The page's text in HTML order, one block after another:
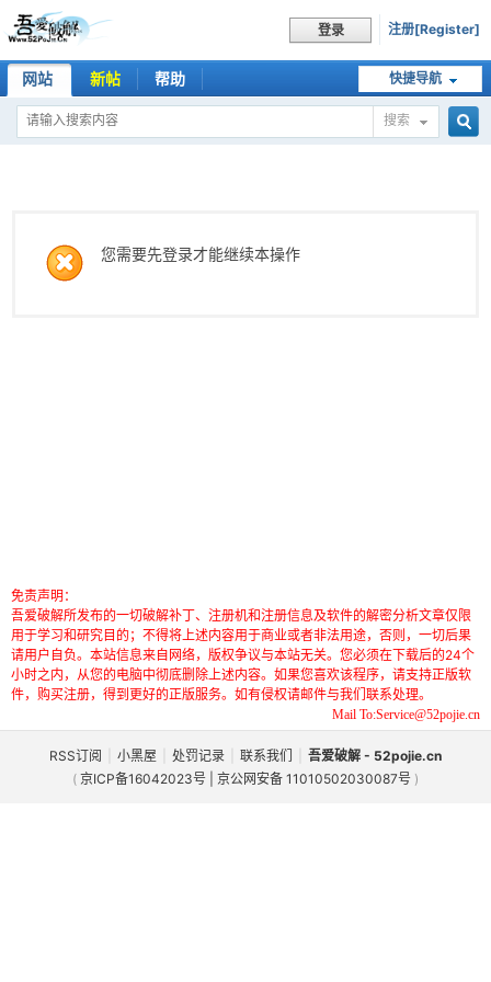
登录 注册[Register]
快捷导航
网站 新帖 帮助
搜索
您需要先登录才能继续本操作
免责声明：
吾爱破解所发布的一切破解补丁、注册机和注册信息及软件的解密分析文章仅限
用于学习和研究目的；不得将上述内容用于商业或者非法用途，否则，一切后果
请用户自负。本站信息来自网络，版权争议与本站无关。您必须在下载后的24个
小时之内，从您的电脑中彻底删除上述内容。如果您喜欢该程序，请支持正版软
件，购买注册，得到更好的正版服务。如有侵权请邮件与我们联系处理。
Mail To:Service@52pojie.cn
RSS订阅 小黑屋 处罚记录 联系我们
吾爱破解 - 52pojie.cn
( 京ICP备16042023号 | 京公网安备 11010502030087号 )